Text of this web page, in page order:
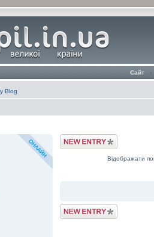
Сайт ‹
Blog
Post a Blog Entry
Відображати
Post a Blog Entry